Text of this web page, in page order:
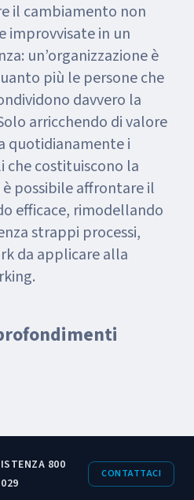
il cambiamento non
improvvisate in un
un’organizzazione è
più le persone che
davvero la
arricchendo di valore
quotidianamente i
costituiscono la
possibile affrontare il
efficace, rimodellando
strappi processi,
da applicare alla
800
CONTATTACI